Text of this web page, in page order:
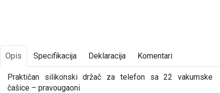
Opis Specifikacija Deklaracija Komentari
Praktičan silikonski držač za telefon sa 22 vakumske
čašice – pravougaoni